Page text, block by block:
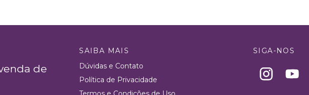
de
SAIBA MAIS
Dúvidas e Contato
Política de Privacidade
SIGA-NOS